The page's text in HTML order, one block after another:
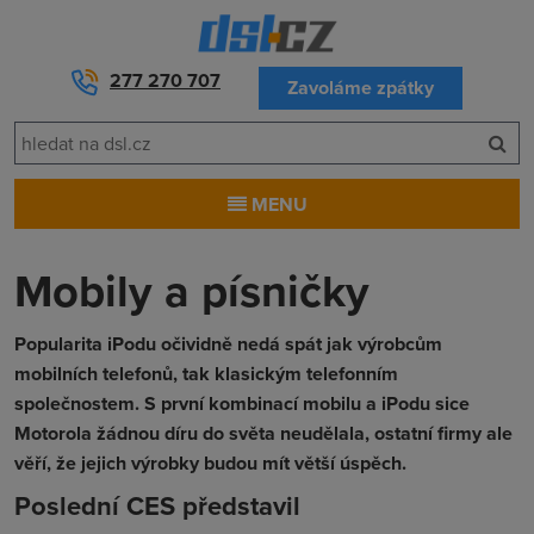
277 270 707 Zavoláme zpátky
MENU
Mobily a písničky
Popularita iPodu očividně nedá spát jak výrobcům
mobilních telefonů, tak klasickým telefonním
společnostem. S první kombinací mobilu a iPodu sice
Motorola žádnou díru do světa neudělala, ostatní firmy ale
věří, že jejich výrobky budou mít větší úspěch.
Poslední CES představil